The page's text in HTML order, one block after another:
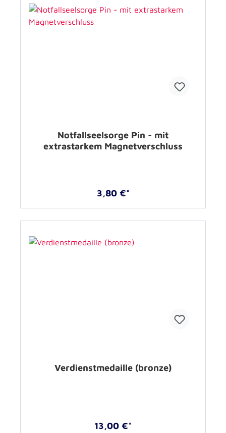
Notfallseelsorge Pin - mit
extrastarkem Magnetverschluss
3,80 €*
Verdienstmedaille (bronze)
13,00 €*